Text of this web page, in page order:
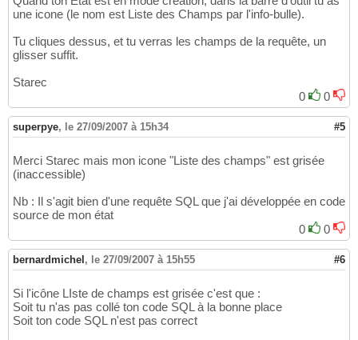
une icone (le nom est Liste des Champs par l'info-bulle).
Tu cliques dessus, et tu verras les champs de la requête, un
glisser suffit.
Starec
0
0
superpye, le 27/09/2007 à 15h34 #5
Merci Starec mais mon icone "Liste des champs" est grisée
(inaccessible)
Nb : Il s'agit bien d'une requête SQL que j'ai développée en code
source de mon état
0
0
bernardmichel , le 27/09/2007 à 15h55 #6
Si l'icône LIste de champs est grisée c'est que :
Soit tu n'as pas collé ton code SQL à la bonne place
Soit ton code SQL n'est pas correct